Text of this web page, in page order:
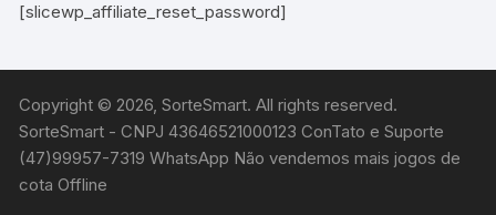
[slicewp_affiliate_reset_password]
Copyright © 2026, SorteSmart. All rights reserved.
SorteSmart - CNPJ 43646521000123 ConTato e Suporte
(47)99957-7319 WhatsApp Não vendemos mais jogos de
cota Offline